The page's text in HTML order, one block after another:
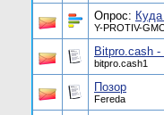
Опрос:
Y-PROTIV-
Bitpro.cash -
bitpro.cash1
Позор
Fereda